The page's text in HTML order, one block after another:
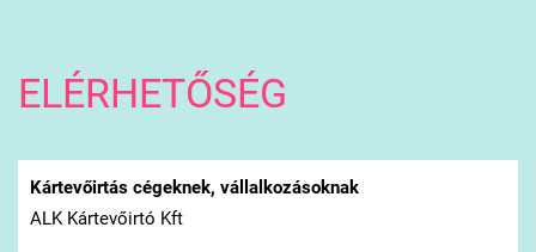
ELÉRHETŐSÉG
Kártevőirtás cégeknek, vállalkozásoknak
ALK Kártevőirtó Kft